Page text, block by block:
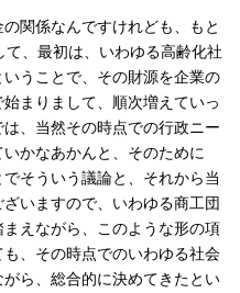
関係なんですけれども、もと
、最初は、いわゆる高齢化社
うことで、その財源を企業の
まりまして、順次増えていっ
、当然その時点での行政ニー
かなあかんと、そのために
そういう議論と、それから当
いますので、いわゆる商工団
えながら、このような形の項
、その時点でのいわゆる社会
ら、総合的に決めてきたとい